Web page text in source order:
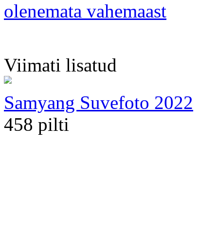
olenemata vahemaast
Viimati lisatud
Samyang Suvefoto 2022
458 pilti